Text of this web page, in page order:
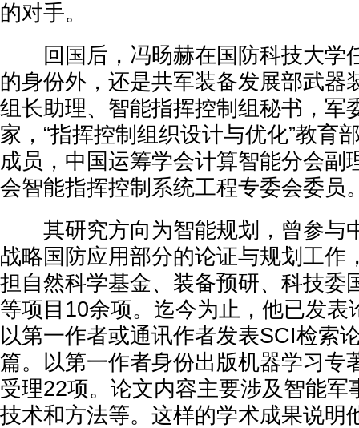
的对手。
回国后，冯旸赫在国防科技大学
的身份外，还是共军装备发展部武器
组长助理、智能指挥控制组秘书，军
家，“指挥控制组织设计与优化”教育
成员，中国运筹学会计算智能分会副
会智能指挥控制系统工程专委会委员
其研究方向为智能规划，曾参与
战略国防应用部分的论证与规划工作
担自然科学基金、装备预研、科技委
等项目10余项。迄今为止，他已发表
以第一作者或通讯作者发表SCI检索
篇。以第一作者身份出版机器学习专
受理22项。论文内容主要涉及智能军
技术和方法等。这样的学术成果说明